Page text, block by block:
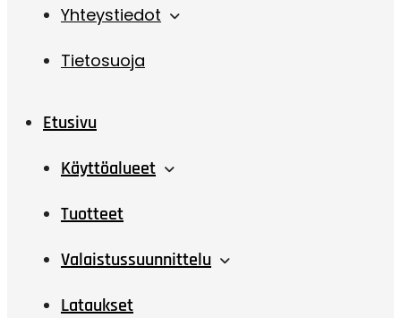
Yhteystiedot
Tietosuoja
Etusivu
Käyttöalueet
Tuotteet
Valaistussuunnittelu
Lataukset